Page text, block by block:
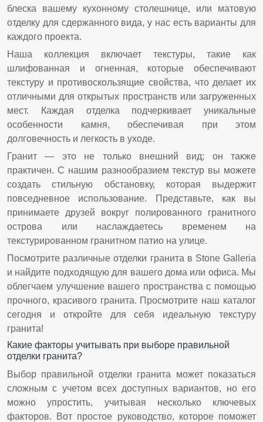
блеска вашему кухонному столешнице, или матовую
отделку для сдержанного вида, у нас есть варианты для
каждого проекта.
Наша коллекция включает текстуры, такие как
шлифованная и огненная, которые обеспечивают
текстуру и противоскользящие свойства, что делает их
отличными для открытых пространств или загруженных
мест. Каждая отделка подчеркивает уникальные
особенности камня, обеспечивая при этом
долговечность и легкость в уходе.
Гранит — это не только внешний вид; он также
практичен. С нашим разнообразием текстур вы можете
создать стильную обстановку, которая выдержит
повседневное использование. Представьте, как вы
принимаете друзей вокруг полированного гранитного
острова или наслаждаетесь временем на
текстурированном гранитном патио на улице.
Посмотрите различные отделки гранита в Stone Galleria
и найдите подходящую для вашего дома или офиса. Мы
облегчаем улучшение вашего пространства с помощью
прочного, красивого гранита. Просмотрите наш каталог
сегодня и откройте для себя идеальную текстуру
гранита!
Какие факторы учитывать при выборе правильной
отделки гранита?
Выбор правильной отделки гранита может показаться
сложным с учетом всех доступных вариантов, но его
можно упростить, учитывая несколько ключевых
факторов. Вот простое руководство, которое поможет